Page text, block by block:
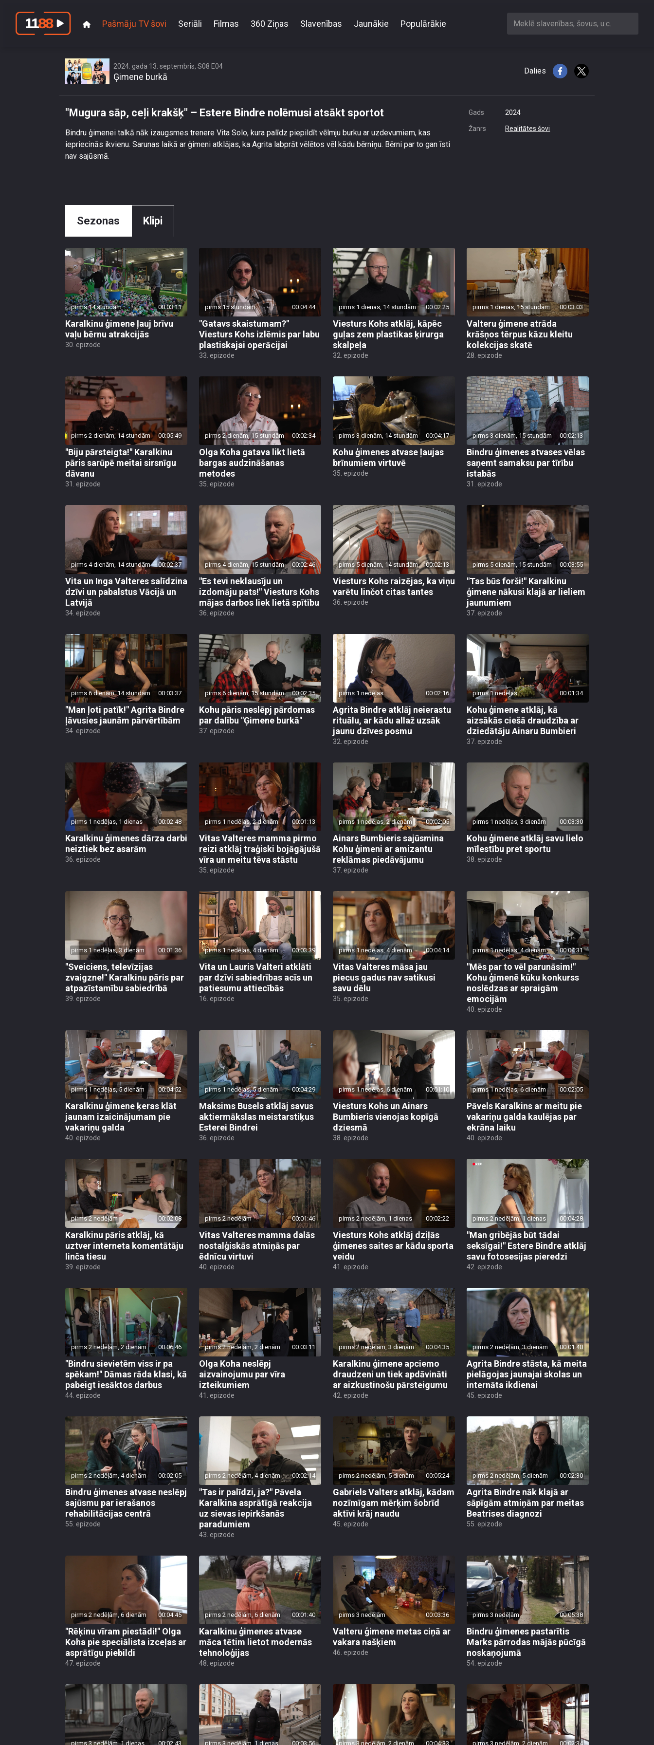
Pašmāju TV šovi Seriāli Filmas 360 Ziņas Slavenības Jaunākie Populārākie Meklē slavenības, šovus, u.c.
2024. gada 13. septembris, S08 E04
Ģimene burkā
Dalies
"Mugura sāp, ceļi krakšķ" – Estere Bindre nolēmusi atsākt sportot
Bindru ģimenei talkā nāk izaugsmes trenere Vita Solo, kura palīdz piepildīt vēlmju burku ar uzdevumiem, kas
iepriecinās ikvienu. Sarunas laikā ar ģimeni atklājas, ka Agrita labprāt vēlētos vēl kādu bērniņu. Bērni par to gan īsti
nav sajūsmā.
Gads 2024
Žanrs Realitātes šovi
Sezonas Klipi
pirms 14 stundām 00:03:11
Karalkinu ģimene ļauj brīvu
vaļu bērnu atrakcijās
30. epizode
pirms 15 stundām 00:04:44
"Gatavs skaistumam?"
Viesturs Kohs izlēmis par labu
plastiskajai operācijai
33. epizode
pirms 1 dienas, 14 stundām 00:02:25
Viesturs Kohs atklāj, kāpēc
guļas zem plastikas ķirurga
skalpeļa
32. epizode
pirms 1 dienas, 15 stundām 00:03:03
Valteru ģimene atrāda
krāšņos tērpus kāzu kleitu
kolekcijas skatē
28. epizode
pirms 2 dienām, 14 stundām 00:05:49
"Biju pārsteigta!" Karalkinu
pāris sarūpē meitai sirsnīgu
dāvanu
31. epizode
pirms 2 dienām, 15 stundām 00:02:34
Olga Koha gatava likt lietā
bargas audzināšanas
metodes
35. epizode
pirms 3 dienām, 14 stundām 00:04:17
Kohu ģimenes atvase ļaujas
brīnumiem virtuvē
35. epizode
pirms 3 dienām, 15 stundām 00:02:13
Bindru ģimenes atvases vēlas
saņemt samaksu par tīrību
istabās
31. epizode
pirms 4 dienām, 14 stundām 00:02:37
Vita un Inga Valteres salīdzina
dzīvi un pabalstus Vācijā un
Latvijā
34. epizode
pirms 4 dienām, 15 stundām 00:02:46
"Es tevi neklausīju un
izdomāju pats!" Viesturs Kohs
mājas darbos liek lietā spītību
36. epizode
pirms 5 dienām, 14 stundām 00:02:13
Viesturs Kohs raizējas, ka viņu
varētu linčot citas tantes
36. epizode
pirms 5 dienām, 15 stundām 00:03:55
"Tas būs forši!" Karalkinu
ģimene nākusi klajā ar lieliem
jaunumiem
37. epizode
pirms 6 dienām, 14 stundām 00:03:37
"Man ļoti patīk!" Agrita Bindre
ļāvusies jaunām pārvērtībām
34. epizode
pirms 6 dienām, 15 stundām 00:02:35
Kohu pāris neslēpj pārdomas
par dalību "Ģimene burkā"
37. epizode
pirms 1 nedēļas 00:02:16
Agrita Bindre atklāj neierastu
rituālu, ar kādu allaž uzsāk
jaunu dzīves posmu
32. epizode
pirms 1 nedēļas 00:01:34
Kohu ģimene atklāj, kā
aizsākās ciešā draudzība ar
dziedātāju Ainaru Bumbieri
37. epizode
pirms 1 nedēļas, 1 dienas 00:02:48
Karalkinu ģimenes dārza darbi
neiztiek bez asarām
36. epizode
pirms 1 nedēļas, 2 dienām 00:01:13
Vitas Valteres mamma pirmo
reizi atklāj traģiski bojāgājušā
vīra un meitu tēva stāstu
35. epizode
pirms 1 nedēļas, 2 dienām 00:02:05
Ainars Bumbieris sajūsmina
Kohu ģimeni ar amizantu
reklāmas piedāvājumu
37. epizode
pirms 1 nedēļas, 3 dienām 00:03:30
Kohu ģimene atklāj savu lielo
mīlestību pret sportu
38. epizode
pirms 1 nedēļas, 3 dienām 00:01:36
"Sveiciens, televīzijas
zvaigzne!" Karalkinu pāris par
atpazīstamību sabiedrībā
39. epizode
pirms 1 nedēļas, 4 dienām 00:03:39
Vita un Lauris Valteri atklāti
par dzīvi sabiedrības acīs un
patiesumu attiecībās
16. epizode
pirms 1 nedēļas, 4 dienām 00:04:14
Vitas Valteres māsa jau
piecus gadus nav satikusi
savu dēlu
35. epizode
pirms 1 nedēļas, 4 dienām 00:04:31
"Mēs par to vēl parunāsim!"
Kohu ģimenē kūku konkurss
noslēdzas ar spraigām
emocijām
40. epizode
pirms 1 nedēļas, 5 dienām 00:04:52
Karalkinu ģimene ķeras klāt
jaunam izaicinājumam pie
vakariņu galda
40. epizode
pirms 1 nedēļas, 5 dienām 00:04:29
Maksims Busels atklāj savus
aktiermākslas meistarstiķus
Esterei Bindrei
36. epizode
pirms 1 nedēļas, 6 dienām 00:01:10
Viesturs Kohs un Ainars
Bumbieris vienojas kopīgā
dziesmā
38. epizode
pirms 1 nedēļas, 6 dienām 00:02:05
Pāvels Karalkins ar meitu pie
vakariņu galda kaulējas par
ekrāna laiku
40. epizode
pirms 2 nedēļām 00:02:08
Karalkinu pāris atklāj, kā
uztver interneta komentātāju
linča tiesu
39. epizode
pirms 2 nedēļām 00:01:46
Vitas Valteres mamma dalās
nostalģiskās atmiņās par
ēdnīcu virtuvi
40. epizode
pirms 2 nedēļām, 1 dienas 00:02:22
Viesturs Kohs atklāj dziļās
ģimenes saites ar kādu sporta
veidu
41. epizode
pirms 2 nedēļām, 1 dienas 00:04:28
"Man gribējās būt tādai
seksīgai!" Estere Bindre atklāj
savu fotosesijas pieredzi
42. epizode
pirms 2 nedēļām, 2 dienām 00:06:46
"Bindru sievietēm viss ir pa
spēkam!" Dāmas rāda klasi, kā
pabeigt iesāktos darbus
44. epizode
pirms 2 nedēļām, 2 dienām 00:03:11
Olga Koha neslēpj
aizvainojumu par vīra
izteikumiem
41. epizode
pirms 2 nedēļām, 3 dienām 00:04:35
Karalkinu ģimene apciemo
draudzeni un tiek apdāvināti
ar aizkustinošu pārsteigumu
42. epizode
pirms 2 nedēļām, 3 dienām 00:01:40
Agrita Bindre stāsta, kā meita
pielāgojas jaunajai skolas un
internāta ikdienai
45. epizode
pirms 2 nedēļām, 4 dienām 00:02:05
Bindru ģimenes atvase neslēpj
sajūsmu par ierašanos
rehabilitācijas centrā
55. epizode
pirms 2 nedēļām, 4 dienām 00:02:14
"Tas ir palīdzi, ja?" Pāvela
Karalkina asprātīgā reakcija
uz sievas iepirkšanās
paradumiem
43. epizode
pirms 2 nedēļām, 5 dienām 00:05:24
Gabriels Valters atklāj, kādam
nozīmīgam mērķim šobrīd
aktīvi krāj naudu
45. epizode
pirms 2 nedēļām, 5 dienām 00:02:30
Agrita Bindre nāk klajā ar
sāpīgām atmiņām par meitas
Beatrises diagnozi
55. epizode
pirms 2 nedēļām, 6 dienām 00:04:45
"Rēķinu vīram piestādi!" Olga
Koha pie speciālista izceļas ar
asprātīgu piebildi
47. epizode
pirms 2 nedēļām, 6 dienām 00:01:40
Karalkinu ģimenes atvase
māca tētim lietot modernās
tehnoloģijas
48. epizode
pirms 3 nedēļām 00:03:36
Valteru ģimene metas ciņā ar
vakara našķiem
46. epizode
pirms 3 nedēļām 00:05:38
Bindru ģimenes pastarītis
Marks pārrodas mājās pūcīgā
noskaņojumā
54. epizode
pirms 3 nedēļām, 1 dienas 00:02:43 pirms 3 nedēļām, 1 dienas 00:03:56 pirms 3 nedēļām, 2 dienām 00:04:33 pirms 3 nedēļām, 2 dienām 00:02:34